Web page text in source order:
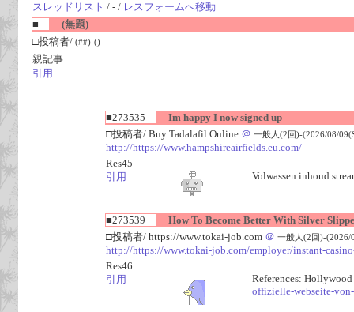
スレッドリスト / - / レスフォームへ移動
■
(無題)
□投稿者/ (##)-()
親記事
引用
■273535
Im happy I now signed up
□投稿者/ Buy Tadalafil Online ＠ 一般人(2回)-(2026/08/
http://https://www.hampshireairfields.eu.com/
Res45
引用
Volwassen inhoud
■273539
How To Become Better With Silver
□投稿者/ https://www.tokai-job.com ＠ 一般人(2回)-(2026/
http://https://www.tokai-job.com/employer/instant-
Res46
引用
References:
offizielle-webseite-